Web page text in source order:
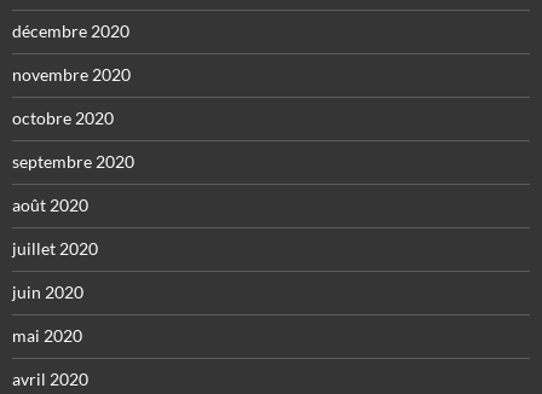
décembre 2020
novembre 2020
octobre 2020
septembre 2020
août 2020
juillet 2020
juin 2020
mai 2020
avril 2020